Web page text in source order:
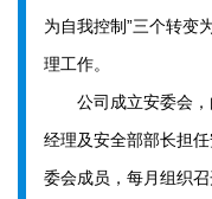
为自我控制”三个转变
理工作。
公司成立安委会，
经理及安全部部长担
委会成员，每月组织召